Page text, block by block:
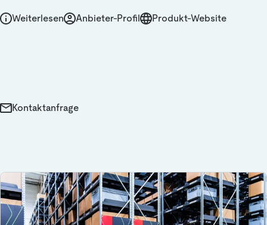
Weiterlesen Anbieter-Profil Produkt-Website
Kontaktanfrage